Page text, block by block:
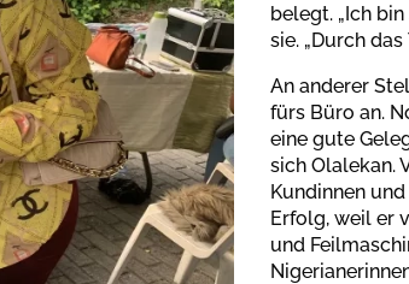
belegt. „Ich
sie. „Durch
An anderer
fürs Büro an.
eine gute
sich Olalekan.
Kundinnen
Erfolg, weil er
und